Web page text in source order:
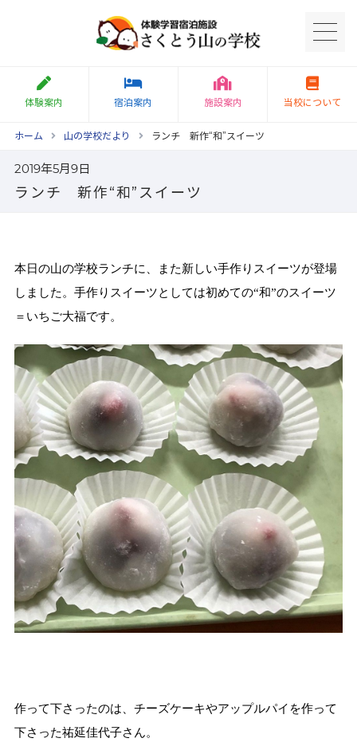
体験案内 宿泊案内 施設案内 当校について
ホーム 山の学校だより ランチ 新作“和”スイーツ
2019年5月9日
ランチ 新作“和”スイーツ
本日の山の学校ランチに、また新しい手作りスイーツが登場
しました。手作りスイーツとしては初めての“和”のスイーツ
＝いちご大福です。
作って下さったのは、チーズケーキやアップルパイを作って
下さった祐延佳代子さん。